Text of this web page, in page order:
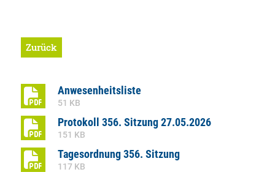
Zurück
Anwesenheitsliste
51 KB
Protokoll 356. Sitzung 27.05.2026
151 KB
Tagesordnung 356. Sitzung
117 KB